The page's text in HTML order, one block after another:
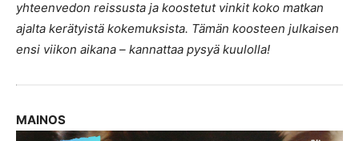
yhteenvedon reissusta ja koostetut vinkit koko matkan
ajalta kerätyistä kokemuksista. Tämän koosteen julkaisen
ensi viikon aikana – kannattaa pysyä kuulolla!
MAINOS